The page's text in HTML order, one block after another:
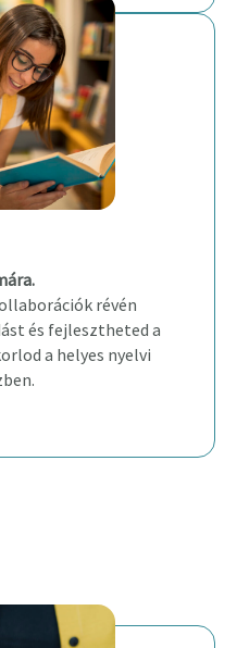
.
révén
és fejlesztheted a
a helyes nyelvi